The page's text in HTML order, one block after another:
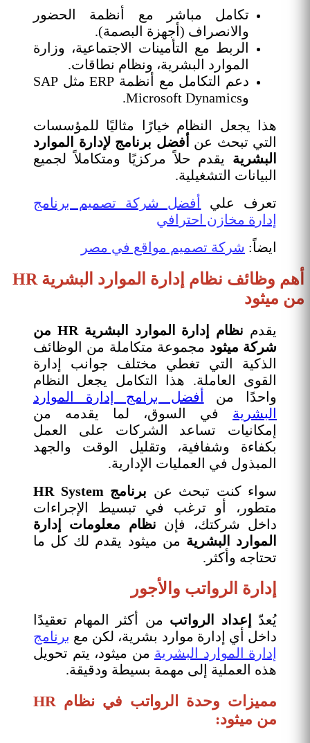
تكامل مباشر مع أنظمة الحضور
والانصراف (أجهزة البصمة).
الربط مع التأمينات الاجتماعية، وزارة
الموارد البشرية، ونظام نطاقات.
دعم التكامل مع أنظمة ERP مثل SAP
وMicrosoft Dynamics.
هذا يجعل النظام خيارًا مثاليًا للمؤسسات
التي تبحث عن
أفضل برنامج لإدارة الموارد
البشرية يقدم حلاً مركزيًا ومتكاملاً لجميع
البيانات التشغيلية.
تعرف علي
أفضل شركة تصميم برنامج
إدارة مخازن احترافي
ايضاً: شركة تصميم مواقع في مصر
أهم وظائف نظام إدارة الموارد البشرية HR
من ميثود
يقدم
نظام إدارة الموارد البشرية HR من
شركة ميثود مجموعة متكاملة من الوظائف
الذكية التي تغطي مختلف جوانب إدارة
القوى العاملة. هذا التكامل يجعل النظام
واحدًا من
أفضل برامج إدارة الموارد
البشرية في السوق، لما يقدمه من
إمكانيات تساعد الشركات على العمل
بكفاءة وشفافية، وتقليل الوقت والجهد
المبذول في العمليات الإدارية.
سواء كنت تبحث عن برنامج HR System
متطور، أو ترغب في تبسيط الإجراءات
داخل شركتك، فإن نظام معلومات إدارة
الموارد البشرية من ميثود يقدم لك كل ما
تحتاجه وأكثر.
إدارة الرواتب والأجور
يُعدّ إعداد الرواتب من أكثر المهام تعقيدًا
داخل أي إدارة موارد بشرية، لكن مع برنامج
إدارة الموارد البشرية من ميثود، يتم تحويل
هذه العملية إلى مهمة بسيطة ودقيقة.
مميزات وحدة الرواتب في نظام HR
من ميثود: